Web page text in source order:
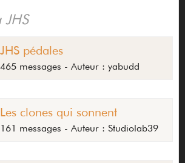
JHS
JHS pédales
465 messages - Auteur : yabudd
Les clones qui sonnent
161 messages - Auteur : Studiolab39